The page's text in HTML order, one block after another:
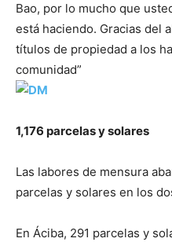
Bao, por lo mucho que
está haciendo. Gracias del
títulos de propiedad a los
comunidad”
1,176 parcelas y solares
Las labores de mensura
parcelas y solares en los
En Áciba, 291 parcelas y